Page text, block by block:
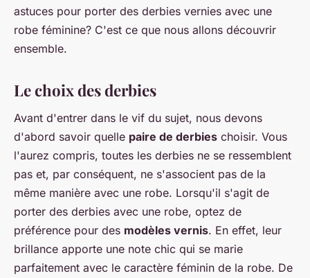
astuces pour porter des derbies vernies avec une
robe féminine? C'est ce que nous allons découvrir
ensemble.
Le choix des derbies
Avant d'entrer dans le vif du sujet, nous devons
d'abord savoir quelle paire de derbies choisir. Vous
l'aurez compris, toutes les derbies ne se ressemblent
pas et, par conséquent, ne s'associent pas de la
même manière avec une robe. Lorsqu'il s'agit de
porter des derbies avec une robe, optez de
préférence pour des modèles vernis. En effet, leur
brillance apporte une note chic qui se marie
parfaitement avec le caractère féminin de la robe. De